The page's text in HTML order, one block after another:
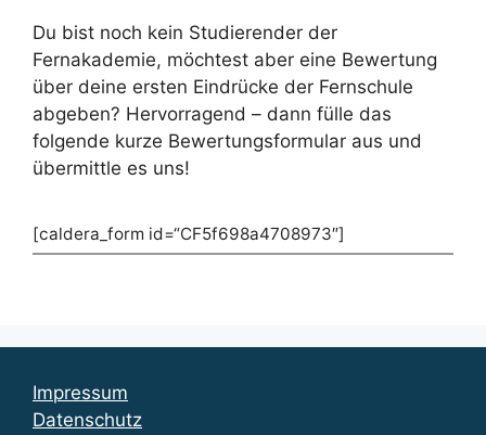
Du bist noch kein Studierender der
Fernakademie, möchtest aber eine Bewertung
über deine ersten Eindrücke der Fernschule
abgeben? Hervorragend – dann fülle das
folgende kurze Bewertungsformular aus und
übermittle es uns!
[caldera_form id=“CF5f698a4708973″]
Impressum
Datenschutz